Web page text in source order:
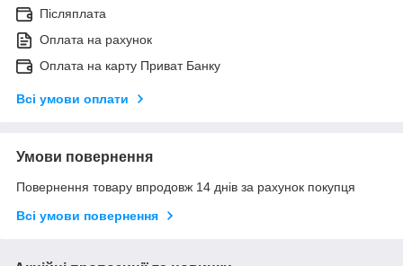
Післяплата
Оплата на рахунок
Оплата на карту Приват Банку
Всі умови оплати
Умови повернення
Повернення товару впродовж 14 днів за рахунок покупця
Всі умови повернення